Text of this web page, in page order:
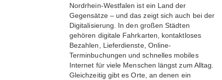
Nordrhein-Westfalen ist ein Land der
Gegensätze – und das zeigt sich auch bei der
Digitalisierung. In den großen Städten
gehören digitale Fahrkarten, kontaktloses
Bezahlen, Lieferdienste, Online-
Terminbuchungen und schnelles mobiles
Internet für viele Menschen längst zum Alltag.
Gleichzeitig gibt es Orte, an denen ein